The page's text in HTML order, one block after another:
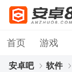
首页 游戏
安卓吧 软件